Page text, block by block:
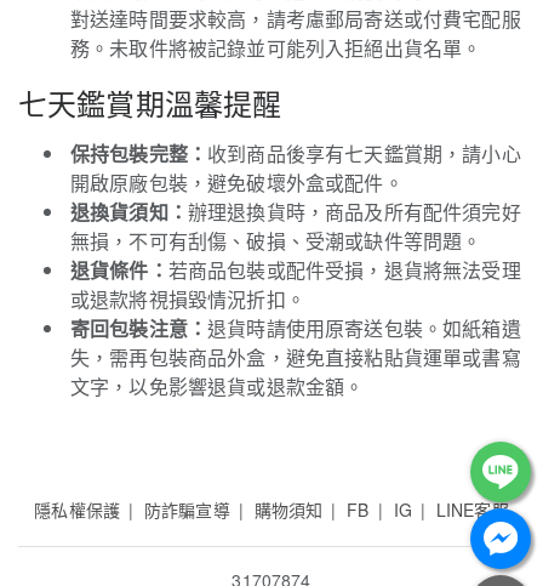
對送達時間要求較高，請考慮郵局寄送或付費宅配服
務。未取件將被記錄並可能列入拒絕出貨名單。
七天鑑賞期溫馨提醒
保持包裝完整： 收到商品後享有七天鑑賞期，請小心
開啟原廠包裝，避免破壞外盒或配件。
退換貨須知： 辦理退換貨時，商品及所有配件須完好
無損，不可有刮傷、破損、受潮或缺件等問題。
退貨條件： 若商品包裝或配件受損，退貨將無法受理
或退款將視損毀情況折扣。
寄回包裝注意：退貨時請使用原寄送包裝。如紙箱遺
失，需再包裝商品外盒，避免直接粘貼貨運單或書寫
文字，以免影響退貨或退款金額。
隱私權保護 防詐騙宣導 購物須知 FB IG LINE客服
31707874